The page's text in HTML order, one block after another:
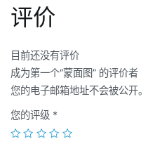
评价
目前还没有评价
成为第一个“蒙面图” 的评价者
您的电子邮箱地址不会被公开。
您的评级 *